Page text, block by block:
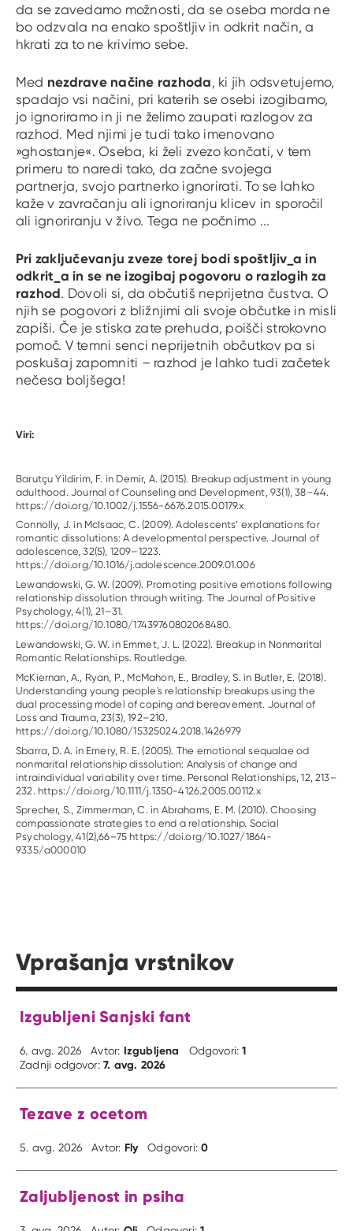
da se zavedamo možnosti, da se oseba morda ne
bo odzvala na enako spoštljiv in odkrit način, a
hkrati za to ne krivimo sebe.
Med nezdrave načine razhoda, ki jih odsvetujemo,
spadajo vsi načini, pri katerih se osebi izogibamo,
jo ignoriramo in ji ne želimo zaupati razlogov za
razhod. Med njimi je tudi tako imenovano
»ghostanje«. Oseba, ki želi zvezo končati, v tem
primeru to naredi tako, da začne svojega
partnerja, svojo partnerko ignorirati. To se lahko
kaže v zavračanju ali ignoriranju klicev in sporočil
ali ignoriranju v živo. Tega ne počnimo ...
Pri zaključevanju zveze torej bodi spoštljiv_a in
odkrit_a in se ne izogibaj pogovoru o razlogih za
razhod. Dovoli si, da občutiš neprijetna čustva. O
njih se pogovori z bližnjimi ali svoje občutke in misli
zapiši. Če je stiska zate prehuda, poišči strokovno
pomoč. V temni senci neprijetnih občutkov pa si
poskušaj zapomniti – razhod je lahko tudi začetek
nečesa boljšega!
Viri:
Barutçu Yildirim, F. in Demir, A. (2015). Breakup adjustment in young
adulthood. Journal of Counseling and Development, 93(1), 38–44.
https://doi.org/10.1002/j.1556-6676.2015.00179.x
Connolly, J. in McIsaac, C. (2009). Adolescents’ explanations for
romantic dissolutions: A developmental perspective. Journal of
adolescence, 32(5), 1209–1223.
https://doi.org/10.1016/j.adolescence.2009.01.006
Lewandowski, G. W. (2009). Promoting positive emotions following
relationship dissolution through writing. The Journal of Positive
Psychology, 4(1), 21–31.
https://doi.org/10.1080/17439760802068480.
Lewandowski, G. W. in Emmet, J. L. (2022). Breakup in Nonmarital
Romantic Relationships. Routledge.
McKiernan, A., Ryan, P., McMahon, E., Bradley, S. in Butler, E. (2018).
Understanding young people's relationship breakups using the
dual processing model of coping and bereavement. Journal of
Loss and Trauma, 23(3), 192–210.
https://doi.org/10.1080/15325024.2018.1426979
Sbarra, D. A. in Emery, R. E. (2005). The emotional sequalae od
nonmarital relationship dissolution: Analysis of change and
intraindividual variability over time. Personal Relationships, 12, 213–
232. https://doi.org/10.1111/j.1350-4126.2005.00112.x
Sprecher, S., Zimmerman, C. in Abrahams, E. M. (2010). Choosing
compassionate strategies to end a relationship. Social
Psychology, 41(2),66–75 https://doi.org/10.1027/1864-
9335/a000010
Vprašanja vrstnikov
Izgubljeni Sanjski fant
6. avg. 2026 Avtor: Izgubljena Odgovori:1
Zadnji odgovor:7. avg. 2026
Tezave z ocetom
5. avg. 2026 Avtor: Fly Odgovori:0
Zaljubljenost in psiha